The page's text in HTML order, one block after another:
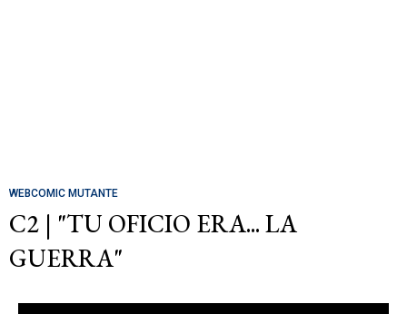
WEBCOMIC MUTANTE
C2 | "TU OFICIO ERA... LA
GUERRA"